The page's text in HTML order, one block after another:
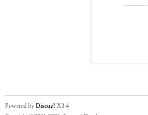
Powered by Discuz! X3.4